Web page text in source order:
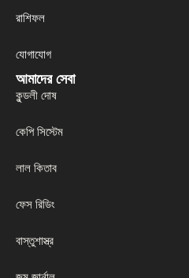
রাশিফল
যোগাযোগ
আমাদের সেবা
কুন্ডলী দোষ
কেপি সিস্টেম
লাল কিতাব
ফেস রিডিং
বাস্তুশাস্ত্র